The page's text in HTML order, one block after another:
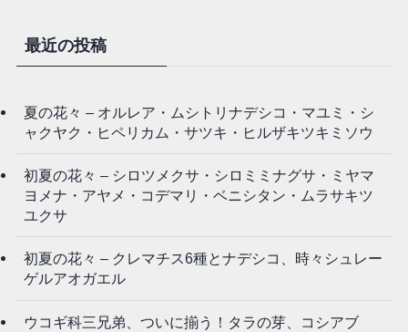
最近の投稿
夏の花々 – オルレア・ムシトリナデシコ・マユミ・シ
ャクヤク・ヒペリカム・サツキ・ヒルザキツキミソウ
初夏の花々 – シロツメクサ・シロミミナグサ・ミヤマ
ヨメナ・アヤメ・コデマリ・ベニシタン・ムラサキツ
ユクサ
初夏の花々 – クレマチス6種とナデシコ、時々シュレー
ゲルアオガエル
ウコギ科三兄弟、ついに揃う！タラの芽、コシアブ